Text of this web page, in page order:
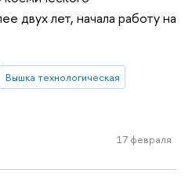
двух лет, начала работу на
Вышка технологическая
17 февраля